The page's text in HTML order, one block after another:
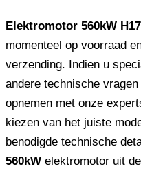
Elektromotor 560kW
momenteel op voorraad
verzending. Indien u
andere technische
opnemen met onze
kiezen van het juiste
benodigde technische
560kW elektromotor uit